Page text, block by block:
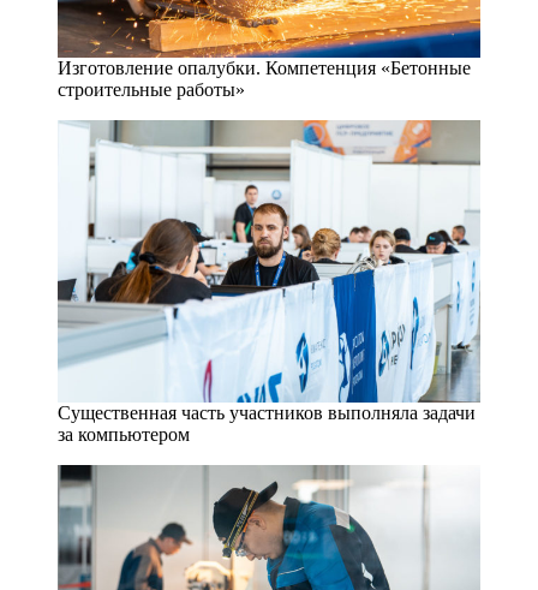
Изготовление опалубки. Компетенция «Бетонные
строительные работы»
Существенная часть участников выполняла задачи
за компьютером